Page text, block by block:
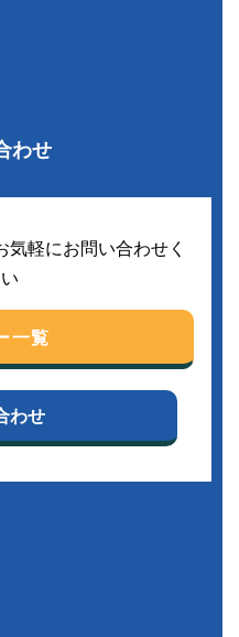
わせ
軽にお問い合わせく
一覧
わせ